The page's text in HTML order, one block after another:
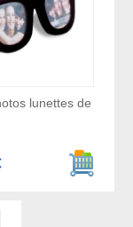
lunettes de
Ajouter